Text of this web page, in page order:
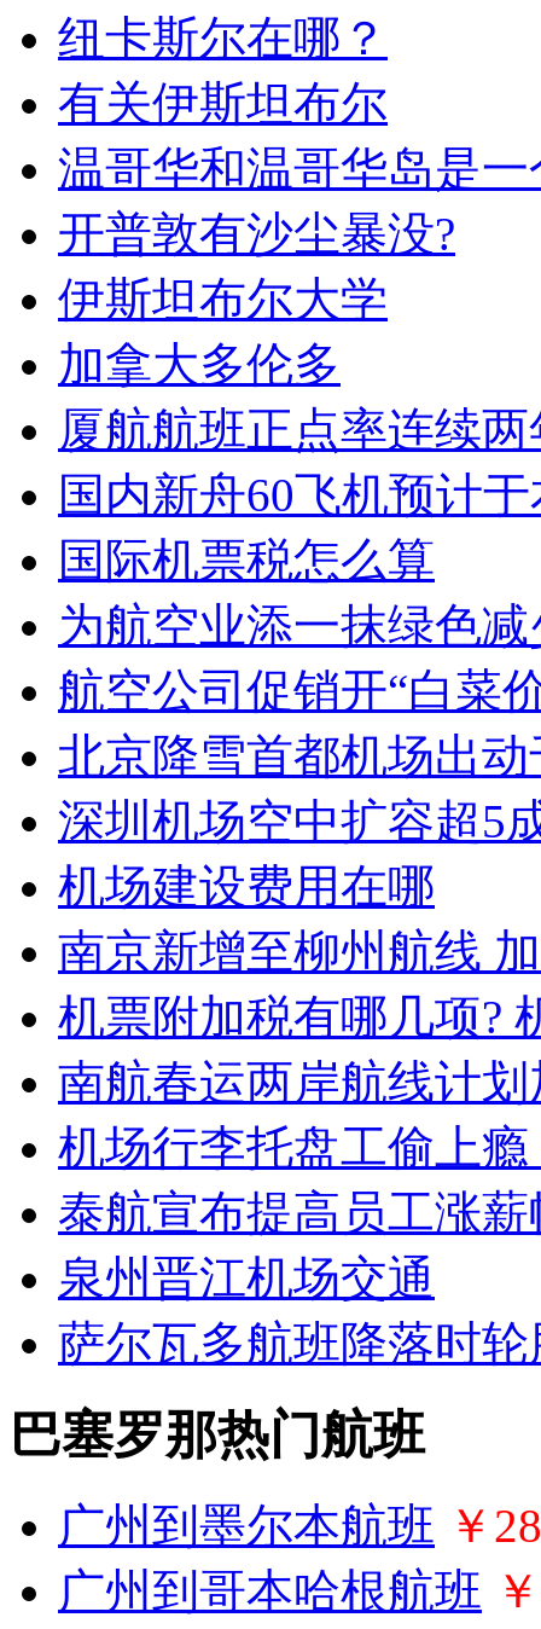
纽卡斯尔在哪？
有关伊斯坦布尔
温哥华和温哥华岛是
开普敦有沙尘暴没?
伊斯坦布尔大学
加拿大多伦多
厦航航班正点率连续
国内新舟60飞机预计
国际机票税怎么算
为航空业添一抹绿色
航空公司促销开“白菜
北京降雪首都机场出
深圳机场空中扩容超5
机场建设费用在哪
南京新增至柳州航线
机票附加税有哪几项?
南航春运两岸航线计
机场行李托盘工偷上
泰航宣布提高员工涨
泉州晋江机场交通
萨尔瓦多航班降落时
巴塞罗那热门航班
广州到墨尔本航班 ￥
广州到哥本哈根航班